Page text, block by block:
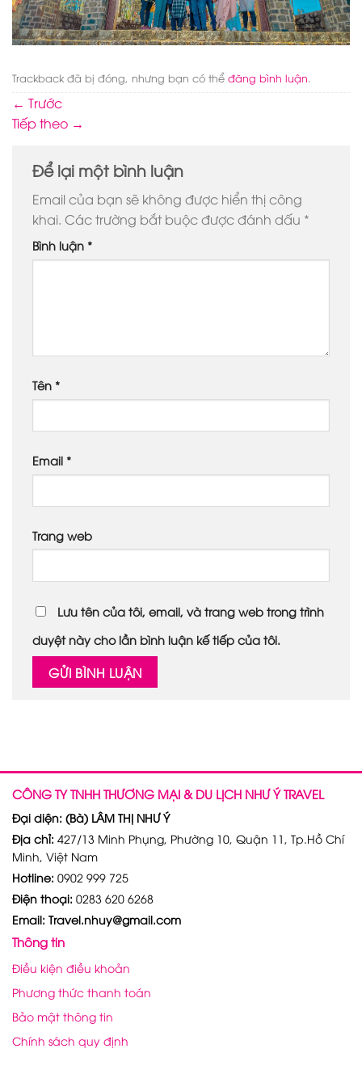
Trackback đã bị đóng, nhưng bạn có thể đăng bình luận.
← Trước
Tiếp theo →
Để lại một bình luận
Email của bạn sẽ không được hiển thị công
khai. Các trường bắt buộc được đánh dấu *
Bình luận *
Tên *
Email *
Trang web
Lưu tên của tôi, email, và trang web trong trình
duyệt này cho lần bình luận kế tiếp của tôi.
CÔNG TY TNHH THƯƠNG MẠI & DU LỊCH NHƯ Ý TRAVEL
Đại diện: (Bà) LÂM THỊ NHƯ Ý
Địa chỉ: 427/13 Minh Phụng, Phường 10, Quận 11, Tp.Hồ Chí
Minh, Việt Nam
Hotline: 0902 999 725
Điện thoại: 0283 620 6268
Email: Travel.nhuy@gmail.com
Thông tin
Điều kiện điều khoản
Phương thức thanh toán
Bảo mật thông tin
Chính sách quy định